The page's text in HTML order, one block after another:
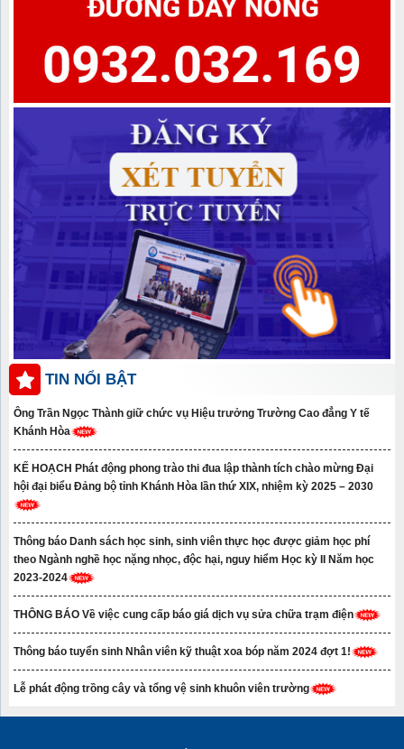
TIN NỔI BẬT
Ông Trần Ngọc Thành giữ chức vụ Hiệu trưởng Trường Cao đẳng Y tế
Khánh Hòa
KẾ HOẠCH Phát động phong trào thi đua lập thành tích chào mừng Đại
hội đại biểu Đảng bộ tỉnh Khánh Hòa lần thứ XIX, nhiệm kỳ 2025 – 2030
Thông báo Danh sách học sinh, sinh viên thực học được giảm học phí
theo Ngành nghề học nặng nhọc, độc hại, nguy hiểm Học kỳ II Năm học
2023-2024
THÔNG BÁO Về việc cung cấp báo giá dịch vụ sửa chữa trạm điện
Thông báo tuyển sinh Nhân viên kỹ thuật xoa bóp năm 2024 đợt 1!
Lễ phát động trồng cây và tổng vệ sinh khuôn viên trường